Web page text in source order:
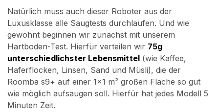
Natürlich muss auch dieser Roboter aus der
Luxusklasse alle Saugtests durchlaufen. Und wie
gewohnt beginnen wir zunächst mit unserem
Hartboden-Test. Hierfür verteilen wir 75g
unterschiedlichster Lebensmittel (wie Kaffee,
Haferflocken, Linsen, Sand und Müsli), die der
Roomba s9+ auf einer 1×1 m² großen Fläche so gut
wie möglich aufsaugen soll. Hierfür hat jedes Modell 5
Minuten Zeit.